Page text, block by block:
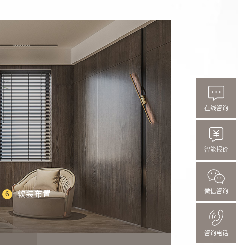
在线咨询
智能报价
微信咨询
咨询电话
6 软装布置
6
6 飘窗抱枕
6 阳台面包灯